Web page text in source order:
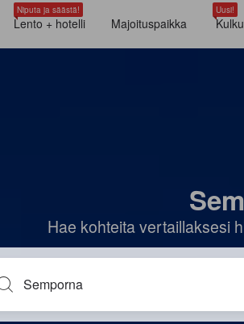
Niputa ja säästä!
Lento + hotelli Majoituspaikka
Uusi!
Hae kohteita vertaillaksesi